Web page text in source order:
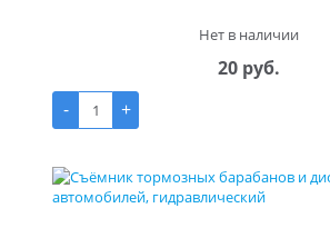
Нет в наличии
20 руб.
-
+